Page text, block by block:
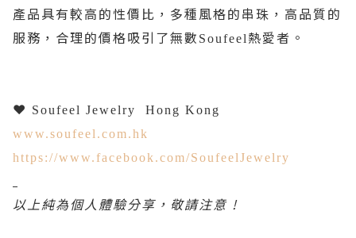
產品具有較高的性價比，多種風格的串珠，高品質的
服務，合理的價格吸引了無數 Soufeel 熱愛者。
❤ Soufeel Jewelry
Hong Kong
www.soufeel.com.hk
https://www.facebook.com/SoufeelJewelry
以上純為個人體驗分享，敬請注意 !